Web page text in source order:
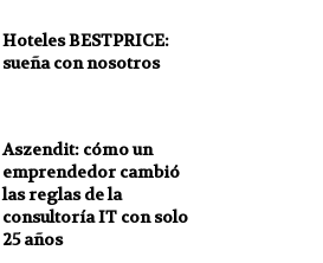
Hoteles BESTPRICE:
sueña con nosotros
Aszendit: cómo un
emprendedor cambió
las reglas de la
consultoría IT con solo
25 años